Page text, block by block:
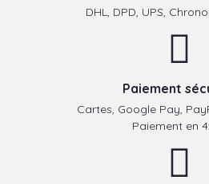
DHL, DPD, UPS,
Paiement
Cartes, Google Pay,
Paiement en